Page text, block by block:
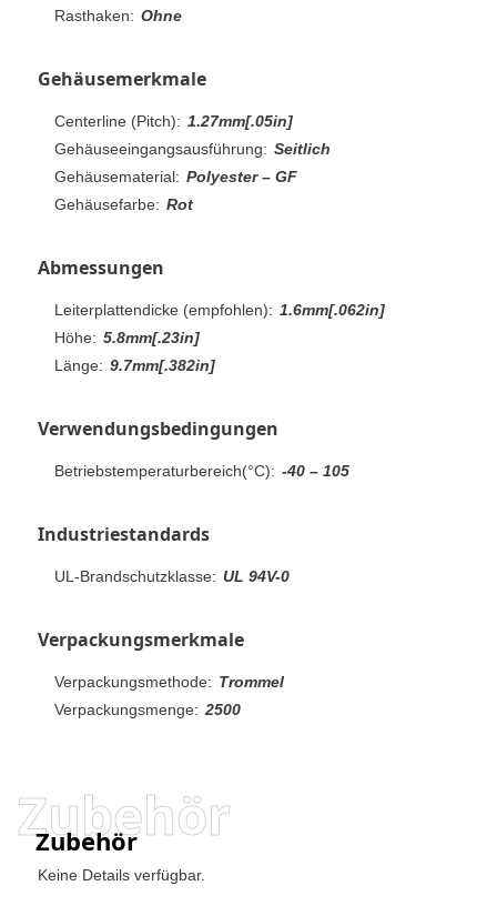
Rasthaken: Ohne
Gehäusemerkmale
Centerline (Pitch): 1.27mm[.05in]
Gehäuseeingangsausführung: Seitlich
Gehäusematerial: Polyester – GF
Gehäusefarbe: Rot
Abmessungen
Leiterplattendicke (empfohlen): 1.6mm[.062in]
Höhe: 5.8mm[.23in]
Länge: 9.7mm[.382in]
Verwendungsbedingungen
Betriebstemperaturbereich(°C): -40 – 105
Industriestandards
UL-Brandschutzklasse: UL 94V-0
Verpackungsmerkmale
Verpackungsmethode: Trommel
Verpackungsmenge: 2500
Zubehör
Zubehör
Keine Details verfügbar.